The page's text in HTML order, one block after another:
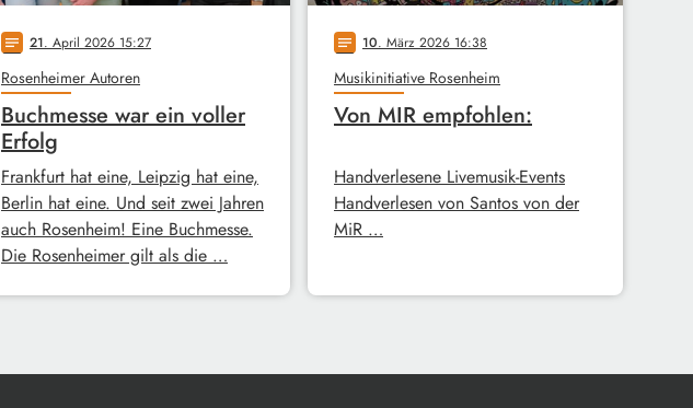
notes 21. April 2026 15:27
Rosenheimer Autoren
Buchmesse war ein voller
Erfolg
Frankfurt hat eine, Leipzig hat eine,
Berlin hat eine. Und seit zwei Jahren
auch Rosenheim! Eine Buchmesse.
Die Rosenheimer gilt als die …
notes 10. März 2026 16:38
Musikinitiative Rosenheim
Von MIR empfohlen:
Handverlesene Livemusik-Events
Handverlesen von Santos von der
MiR …